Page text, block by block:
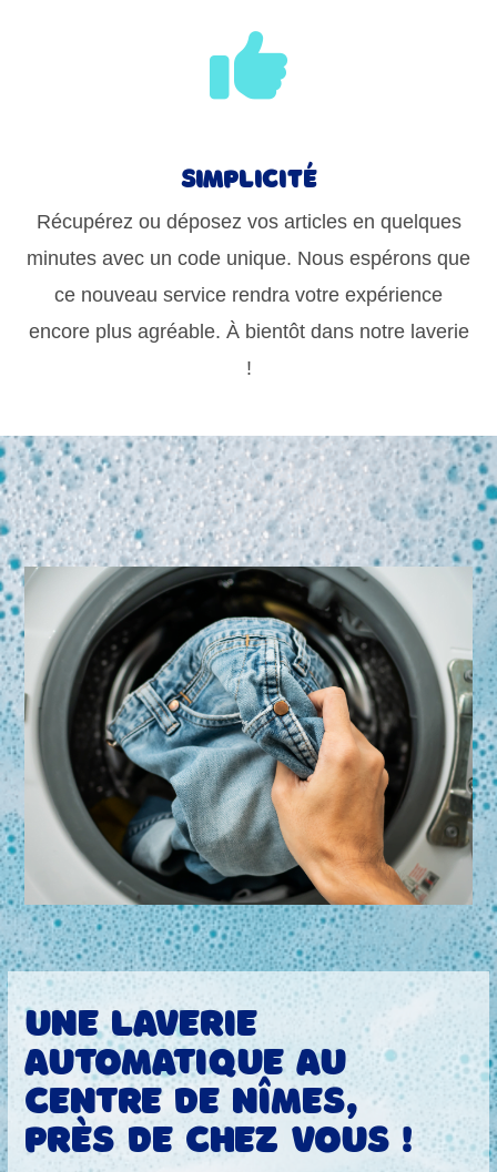
Simplicité
Récupérez ou déposez vos articles en quelques
minutes avec un code unique. Nous espérons que
ce nouveau service rendra votre expérience
encore plus agréable. À bientôt dans notre laverie
!
Une laverie
automatique au
centre de Nîmes,
près de chez vous !